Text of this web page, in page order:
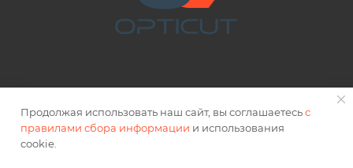
2026 © OPTICUT
Продолжая использовать наш сайт, вы соглашаетесьс
правилами сбора информации и использования
cookie.